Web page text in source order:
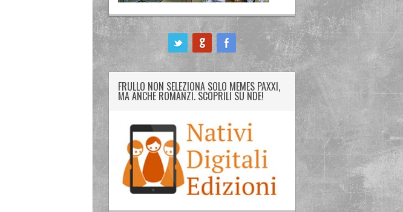
FRULLO NON SELEZIONA SOLO MEMES PAXXI,
MA ANCHE ROMANZI. SCOPRILI SU NDE!